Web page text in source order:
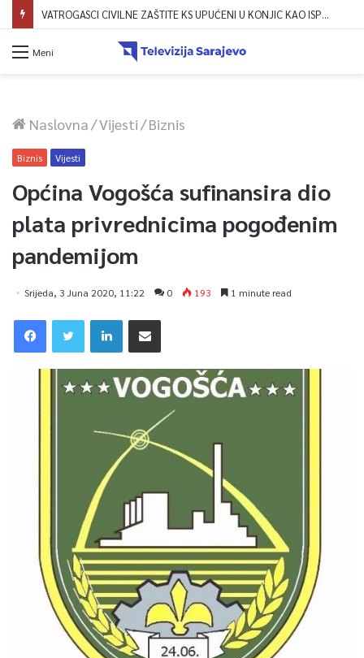
VATROGASCI CIVILNE ZAŠTITE KS UPUĆENI U KONJIC KAO ISPOMOĆ U GAŠENJU POŽARA
Meni
Naslovna/Vijesti/Biznis
Biznis Vijesti
Općina Vogošća sufinansira dio
plata privrednicima pogođenim
pandemijom
Srijeda, 3 Juna 2020, 11:22 0 193 1 minute read